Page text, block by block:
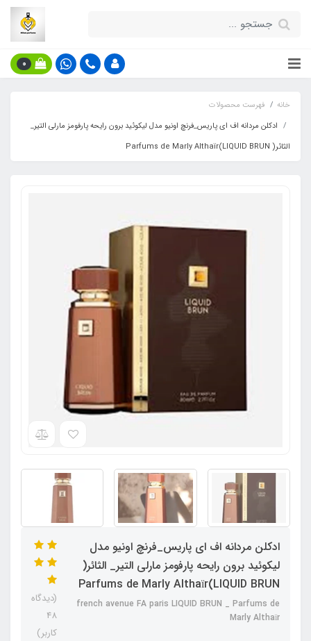
0
خانه
فهرست محصولات
ادکلن مردانه اف ای پاریس_فرنچ اونیو مدل لیکوئید برون رایحه پارفومز مارلی التیر_
الثائر( LIQUID BRUN)Parfums de Marly Althaïr
ادکلن مردانه اف ای پاریس_فرنچ اونیو مدل
لیکوئید برون رایحه پارفومز مارلی التیر_ الثائر(
LIQUID BRUN)Parfums de Marly Althaïr
french avenue FA paris LIQUID BRUN _ Parfums de
Marly Althaïr
(دیدگاه
48
کاربر)